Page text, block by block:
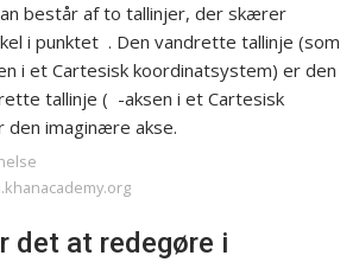
består af to tallinjer, der skærer
i punktet ‍ . Den vandrette tallinje (som
i et Cartesisk koordinatsystem) er den
tallinje ( ‍ -aksen i et Cartesisk
imaginære akse.
det at redegøre i